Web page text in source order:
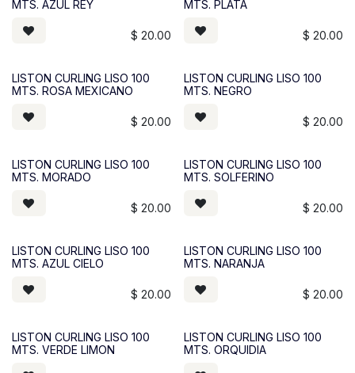
MTS. AZUL REY
$ 20.00
MTS. PLATA
$ 20.00
LISTON CURLING LISO 100
MTS. ROSA MEXICANO
$ 20.00
LISTON CURLING LISO 100
MTS. NEGRO
$ 20.00
LISTON CURLING LISO 100
MTS. MORADO
$ 20.00
LISTON CURLING LISO 100
MTS. SOLFERINO
$ 20.00
LISTON CURLING LISO 100
MTS. AZUL CIELO
$ 20.00
LISTON CURLING LISO 100
MTS. NARANJA
$ 20.00
LISTON CURLING LISO 100
MTS. VERDE LIMON
LISTON CURLING LISO 100
MTS. ORQUIDIA